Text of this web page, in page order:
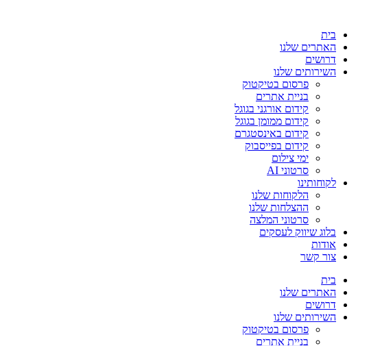
בית
האתרים שלנו
דרושים
השירותים שלנו
פרסום בטיקטוק
בניית אתרים
קידום אורגני בגוגל
קידום ממומן בגוגל
קידום באינסטגרם
קידום בפייסבוק
ימי צילום
סרטוני AI
לקוחותינו
הלקוחות שלנו
ההצלחות שלנו
סרטוני המלצה
בלוג שיווק לעסקים
אודות
צור קשר
בית
האתרים שלנו
דרושים
השירותים שלנו
פרסום בטיקטוק
בניית אתרים